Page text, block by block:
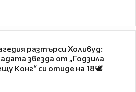
разтърси Холивуд:
звезда от „Годзила
Конг“ си отиде на 18🕊️